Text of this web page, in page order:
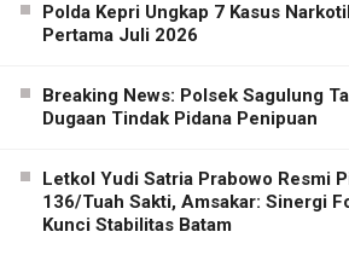
Polda Kepri Ungkap 7 Kasus
Pertama Juli 2026
Breaking News: Polsek Sagulung
Dugaan Tindak Pidana Penipuan
Letkol Yudi Satria Prabowo Resmi
136/Tuah Sakti, Amsakar: Sinergi
Kunci Stabilitas Batam